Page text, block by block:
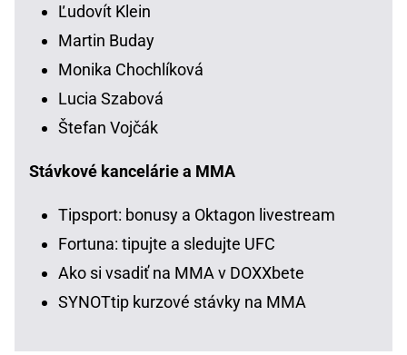
Ľudovít Klein
Martin Buday
Monika Chochlíková
Lucia Szabová
Štefan Vojčák
Stávkové kancelárie a MMA
Tipsport: bonusy a Oktagon livestream
Fortuna: tipujte a sledujte UFC
Ako si vsadiť na MMA v DOXXbete
SYNOTtip kurzové stávky na MMA